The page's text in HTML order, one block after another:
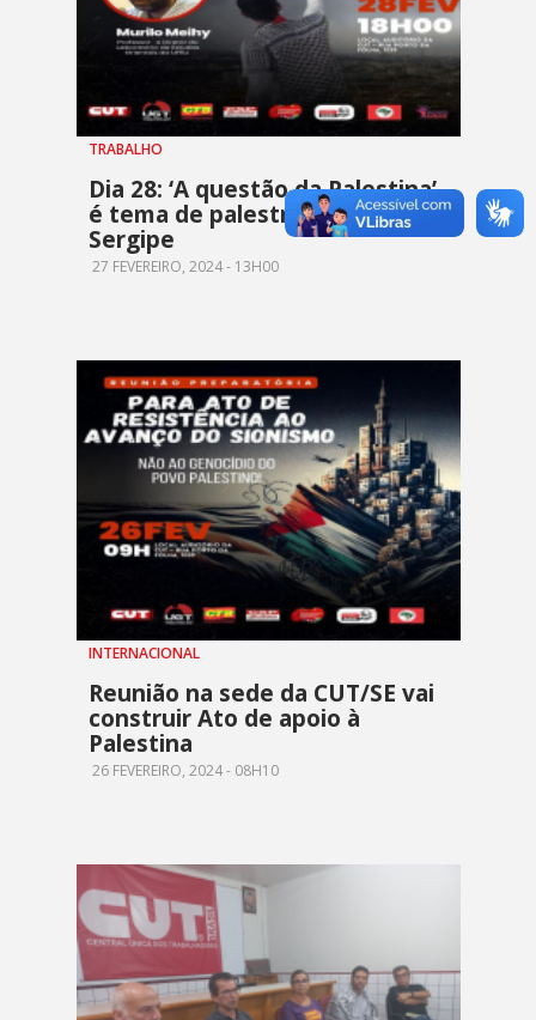
TRABALHO
Dia 28: ‘A questão da Palestina’
é tema de palestra na CUT
Sergipe
27 FEVEREIRO, 2024 - 13H00
INTERNACIONAL
Reunião na sede da CUT/SE vai
construir Ato de apoio à
Palestina
26 FEVEREIRO, 2024 - 08H10